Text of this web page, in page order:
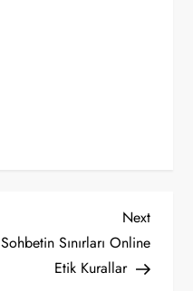
Next
Post
Next
Sohbetin Sınırları Online
Etik Kurallar